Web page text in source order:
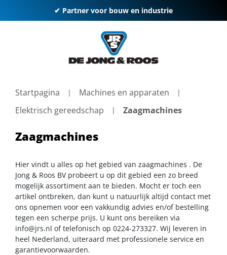
✔ Partner voor bouw en industrie
Startpagina
Machines en apparaten
Elektrisch gereedschap
Zaagmachines
Zaagmachines
Hier vindt u alles op het gebied van zaagmachines . De
Jong & Roos BV probeert u op dit gebied een zo breed
mogelijk assortiment aan te bieden. Mocht er toch een
artikel ontbreken, dan kunt u natuurlijk altijd contact met
ons opnemen voor een vakkundig advies en/of bestelling
tegen een scherpe prijs. U kunt ons bereiken via
info@jrs.nl of telefonisch op 0224-273327. Wij leveren in
heel Nederland, uiteraard met professionele service en
garantievoorwaarden.